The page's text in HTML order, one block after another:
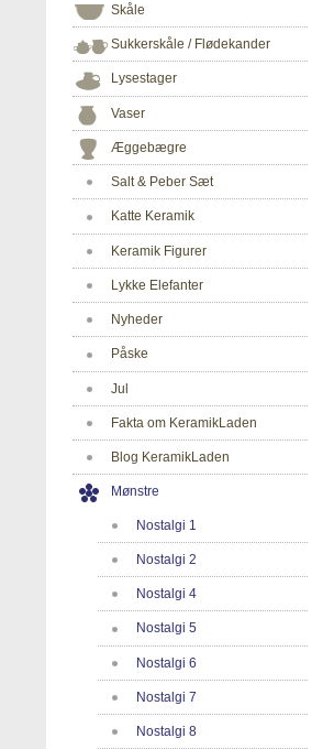
Skåle
Sukkerskåle / Flødekander
Lysestager
Vaser
Æggebægre
Salt & Peber Sæt
Katte Keramik
Keramik Figurer
Lykke Elefanter
Nyheder
Påske
Jul
Fakta om KeramikLaden
Blog KeramikLaden
Mønstre
Nostalgi 1
Nostalgi 2
Nostalgi 4
Nostalgi 5
Nostalgi 6
Nostalgi 7
Nostalgi 8